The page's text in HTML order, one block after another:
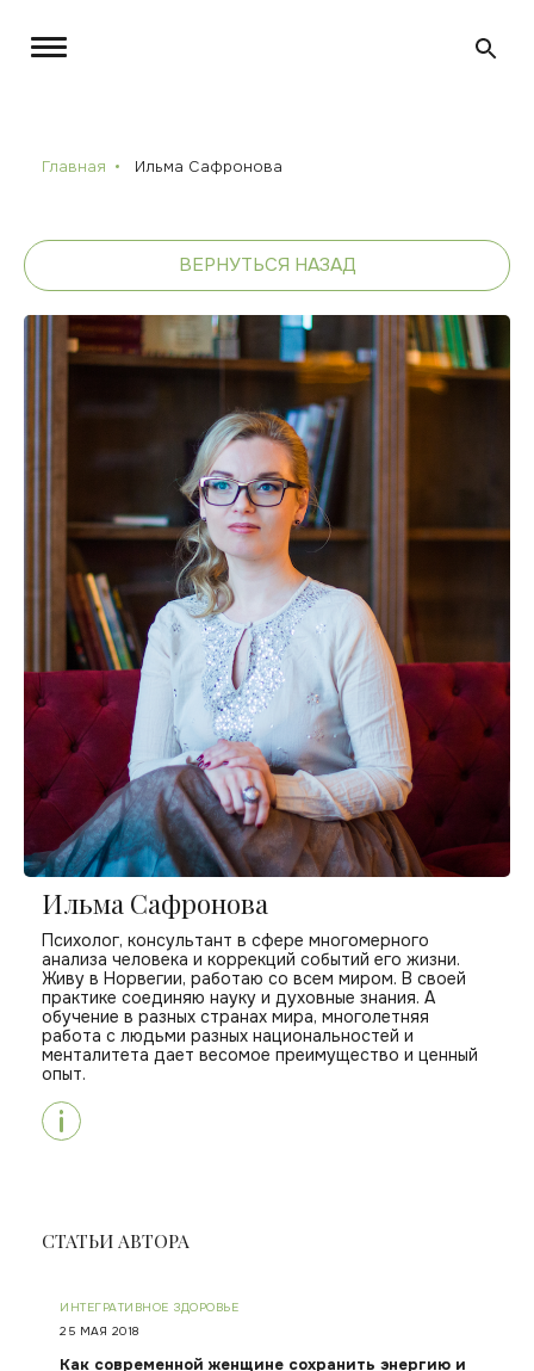
Главная Ильма Сафронова
ВЕРНУТЬСЯ НАЗАД
Ильма Сафронова
Психолог, консультант в сфере многомерного
анализа человека и коррекций событий его жизни.
Живу в Норвегии, работаю со всем миром. В своей
практике соединяю науку и духовные знания. А
обучение в разных странах мира, многолетняя
работа с людьми разных национальностей и
менталитета дает весомое преимущество и ценный
опыт.
СТАТЬИ АВТОРА
ИНТЕГРАТИВНОЕ ЗДОРОВЬЕ
25 МАЯ 2018
Как современной женщине сохранить энергию и